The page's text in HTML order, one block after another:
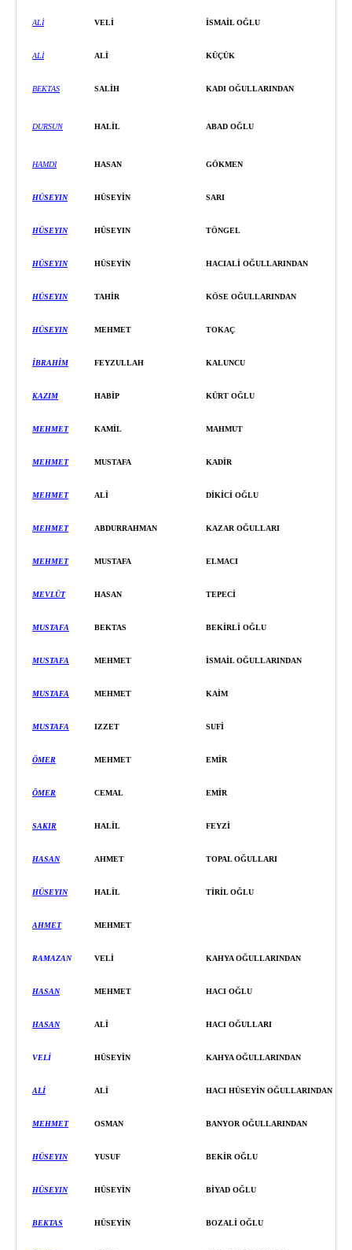
ALİ VELİ İSMAİL OĞLU
ALİ ALİ KÜÇÜK
BEKTAS SALİH KADI OĞULLARINDAN
DURSUN HALİL ABAD OĞLU
HAMDI HASAN GÖKMEN
HÜSEYIN HÜSEYİN SARI
HÜSEYIN HÜSEYIN TÖNGEL
HÜSEYIN HÜSEYİN HACIALİ OĞULLARINDAN
HÜSEYIN TAHİR KÖSE OĞULLARINDAN
HÜSEYIN MEHMET TOKAÇ
İBRAHİM FEYZULLAH KALUNCU
KAZIM HABİP KÜRT OĞLU
MEHMET KAMİL MAHMUT
MEHMET MUSTAFA KADİR
MEHMET ALİ DİKİCİ OĞLU
MEHMET ABDURRAHMAN KAZAR OĞULLARI
MEHMET MUSTAFA ELMACI
MEVLÜT HASAN TEPECİ
MUSTAFA BEKTAS BEKİRLİ OĞLU
MUSTAFA MEHMET İSMAİL OĞULLARINDAN
MUSTAFA MEHMET KAİM
MUSTAFA IZZET SUFİ
ÖMER MEHMET EMİR
ÖMER CEMAL EMİR
SAKIR HALİL FEYZİ
HASAN AHMET TOPAL OĞULLARI
HÜSEYIN HALİL TİRİL OĞLU
AHMET MEHMET
RAMAZAN VELİ KAHYA OĞULLARINDAN
HASAN MEHMET HACI OĞLU
HASAN ALİ HACI OĞULLARI
VELİ HÜSEYİN KAHYA OĞULLARINDAN
ALİ ALİ HACI HÜSEYİN OĞULLARINDAN
MEHMET OSMAN BANYOR OĞULLARINDAN
HÜSEYIN YUSUF BEKİR OĞLU
HÜSEYIN HÜSEYİN BİYAD OĞLU
BEKTAS HÜSEYİN BOZALİ OĞLU